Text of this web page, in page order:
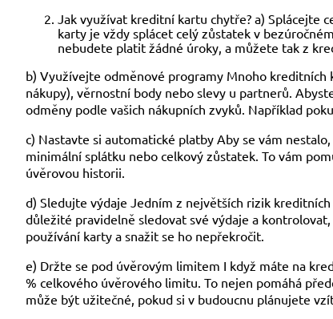
Jak využívat kreditní kartu chytře? a) Splácejte
karty je vždy splácet celý zůstatek v
nebudete platit žádné úroky, a můžete tak z
b) Využívejte odměnové programy Mnoho kreditních
nákupy), věrnostní body nebo slevy u partnerů.
odměny podle vašich nákupních zvyků. Například
c) Nastavte si automatické platby Aby se vám
minimální splátku nebo celkový zůstatek. To vám
úvěrovou historii.
d) Sledujte výdaje Jedním z největších rizik
důležité pravidelně sledovat své výdaje a
používání karty a snažit se ho nepřekročit.
e) Držte se pod úvěrovým limitem I když máte na
% celkového úvěrového limitu. To nejen pomáhá
může být užitečné, pokud si v budoucnu plánujete